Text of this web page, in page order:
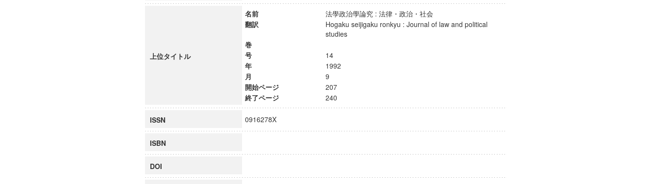
慶應義塾大学グローバルCOEプログラム市民社会ガバナンス教育研究センター
慶應義塾大学グローバルCOEプログラム論理と感性の先端的教育研究拠点
上位タイトル
名前
法學政治學論究 : 法律・政治・社会
翻訳
Hogaku seijigaku ronkyu : Journal of law and political
studies
巻
号
14
年
1992
月
9
開始ページ
207
終了ページ
240
ISSN 0916278X
ISBN
DOI